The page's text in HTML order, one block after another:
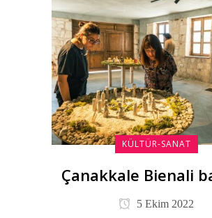
KÜLTÜR-SANAT
Çanakkale Bienali
5 Ekim 2022